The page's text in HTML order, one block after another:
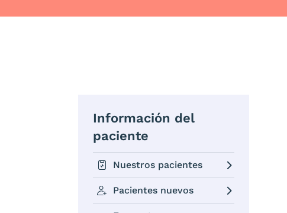
Información del
paciente
Nuestros pacientes
Pacientes nuevos